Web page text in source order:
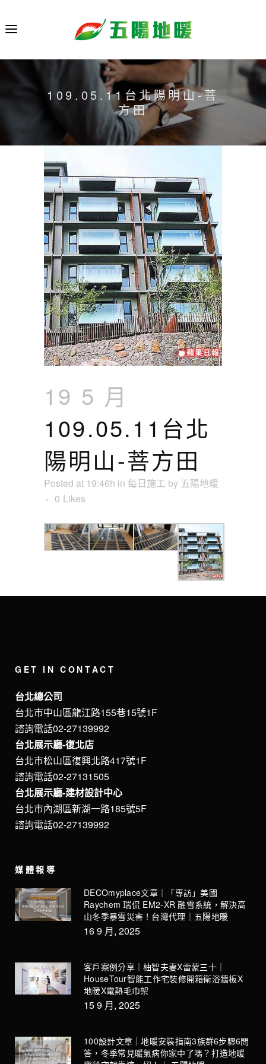
109.05.11台北陽明山-菩
方田
19 5 月
109.05.11台北
陽明山-菩方田
Posted at 19:46h in 每日施工 by 五陽地暖
0 Likes
GET IN CONTACT
台北總公司
台北市中山區龍江路155巷15號1F
諮詢電話02-27139992
台北展示廳-復北店
台北市松山區復興北路417號1F
諮詢電話02-27131505
台北展示廳-建材設計中心
台北市內湖區新湖一路185號5F
諮詢電話02-27139992
媒體報導
DECOmyplace文章｜「專訪」美國
Raychem 瑞侃 EM2-XR 融雪系統，解決高
山冬季暴雪災害！台灣代理｜五陽地暖
16 9 月, 2025
客戶案例分享｜柚智夫妻X雷蒙三十｜
HouseTour智能工作宅裝修開箱衛浴牆板X
地暖X電熱毛巾架
15 9 月, 2025
100設計文章｜地暖安裝指南3族群6步驟6問
答，冬季常見暖氣病你家中了嗎？打造地暖